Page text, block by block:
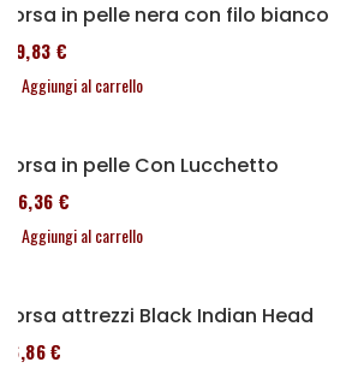
Borsa in pelle nera con filo bianco
119,83 €
Aggiungi al carrello
Borsa in pelle Con Lucchetto
136,36 €
Aggiungi al carrello
Borsa attrezzi Black Indian Head
76,86 €